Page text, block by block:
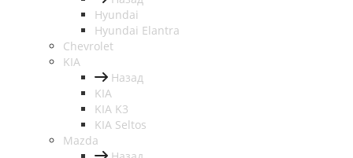
Hyundai
Hyundai Elantra
Chevrolet
KIA
Назад
KIA
KIA K3
KIA Seltos
Mazda